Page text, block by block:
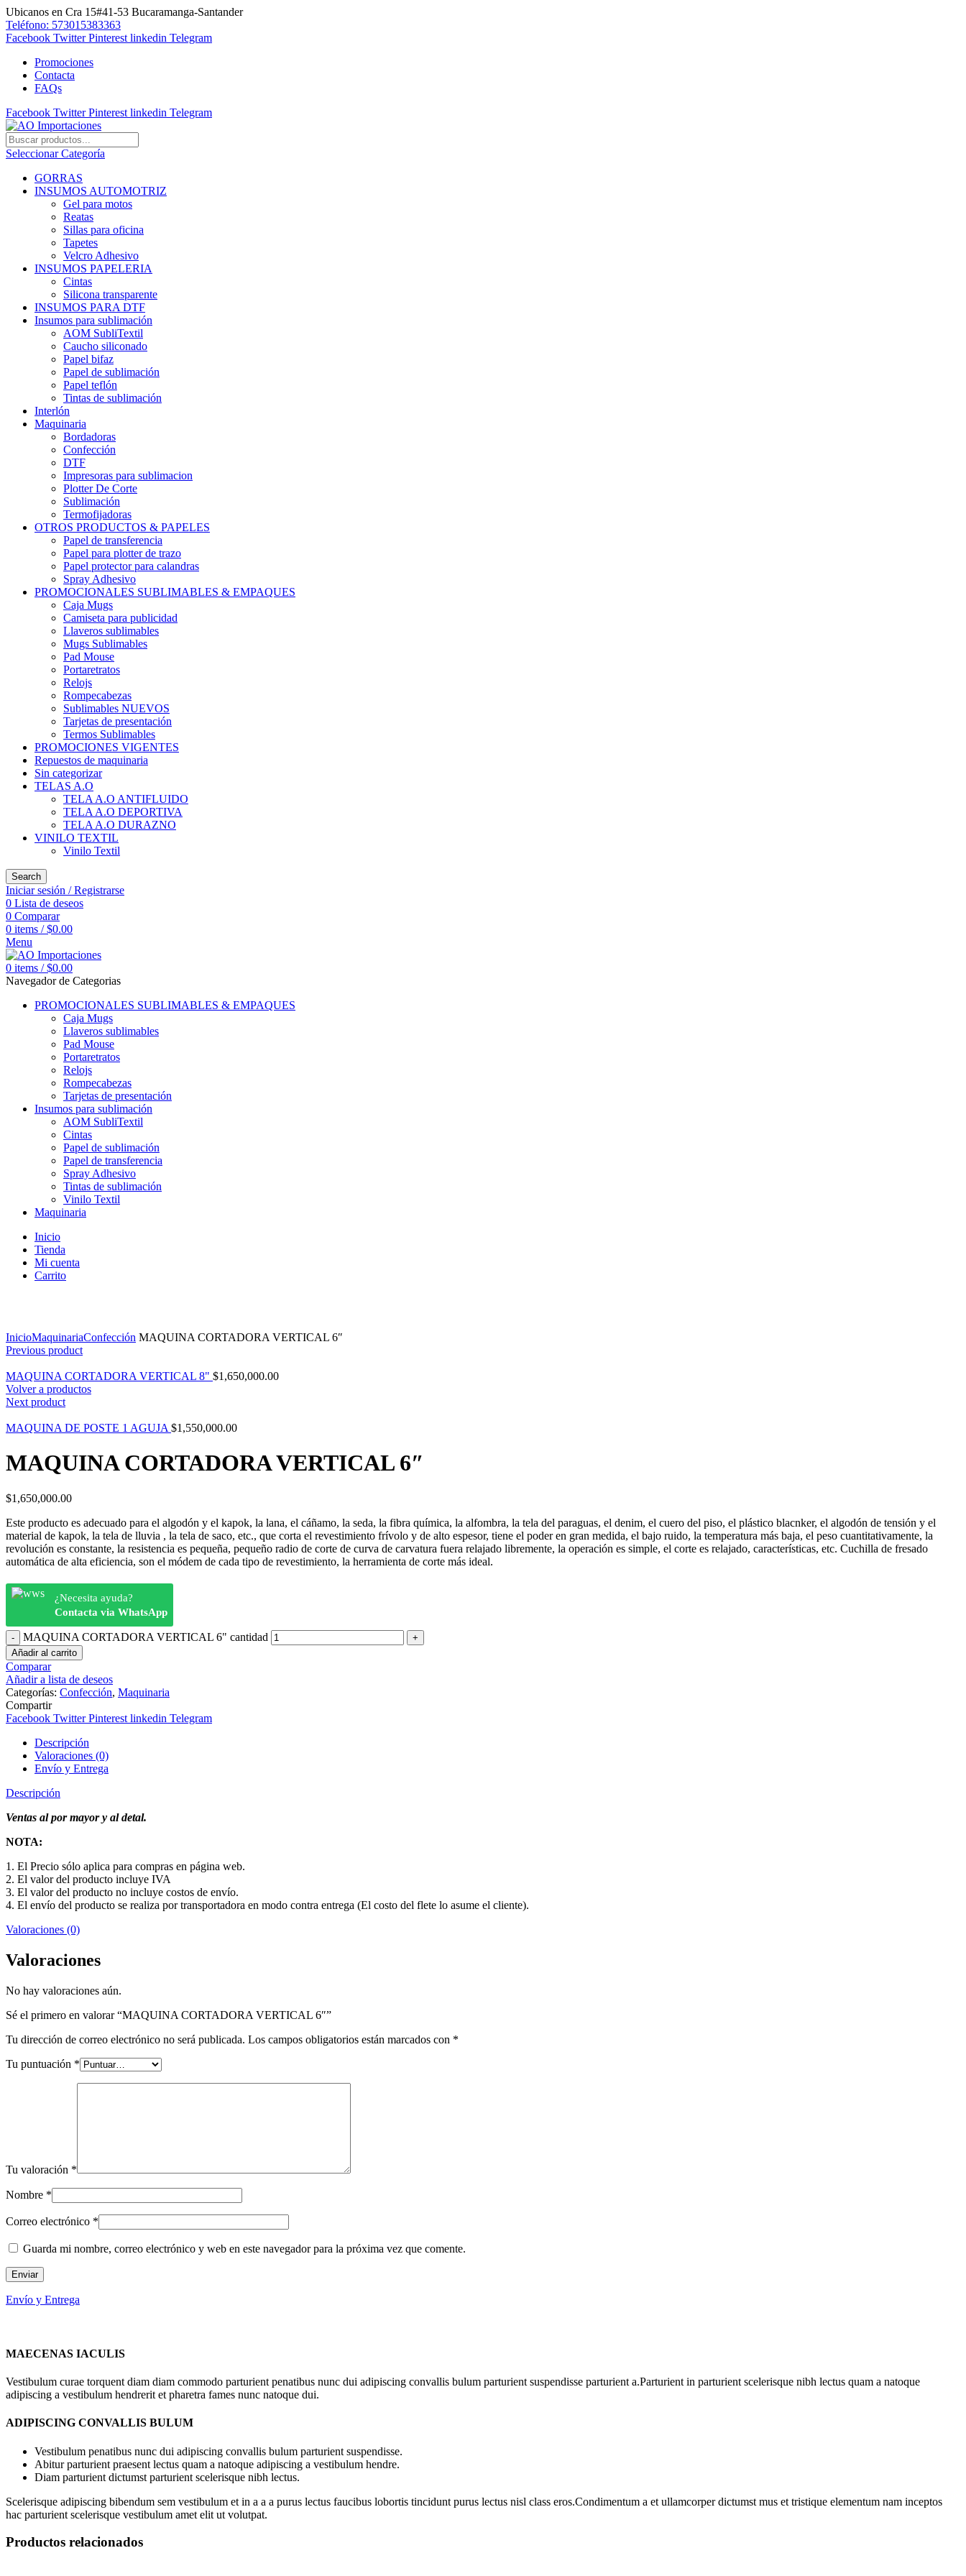
Ubicanos en Cra 15#41-53 Bucaramanga-Santander
Teléfono: 573015383363
Facebook Twitter Pinterest linkedin Telegram
Promociones
Contacta
FAQs
Facebook Twitter Pinterest linkedin Telegram
Seleccionar Categoría
GORRAS
INSUMOS AUTOMOTRIZ
Gel para motos
Reatas
Sillas para oficina
Tapetes
Velcro Adhesivo
INSUMOS PAPELERIA
Cintas
Silicona transparente
INSUMOS PARA DTF
Insumos para sublimación
AOM SubliTextil
Caucho siliconado
Papel bifaz
Papel de sublimación
Papel teflón
Tintas de sublimación
Interlón
Maquinaria
Bordadoras
Confección
DTF
Impresoras para sublimacion
Plotter De Corte
Sublimación
Termofijadoras
OTROS PRODUCTOS & PAPELES
Papel de transferencia
Papel para plotter de trazo
Papel protector para calandras
Spray Adhesivo
PROMOCIONALES SUBLIMABLES & EMPAQUES
Caja Mugs
Camiseta para publicidad
Llaveros sublimables
Mugs Sublimables
Pad Mouse
Portaretratos
Relojs
Rompecabezas
Sublimables NUEVOS
Tarjetas de presentación
Termos Sublimables
PROMOCIONES VIGENTES
Repuestos de maquinaria
Sin categorizar
TELAS A.O
TELA A.O ANTIFLUIDO
TELA A.O DEPORTIVA
TELA A.O DURAZNO
VINILO TEXTIL
Vinilo Textil
Search
Iniciar sesión / Registrarse
0 Lista de deseos
0 Comparar
0 items / $0.00
Menu
0 items / $0.00
Navegador de Categorias
PROMOCIONALES SUBLIMABLES & EMPAQUES
Caja Mugs
Llaveros sublimables
Pad Mouse
Portaretratos
Relojs
Rompecabezas
Tarjetas de presentación
Insumos para sublimación
AOM SubliTextil
Cintas
Papel de sublimación
Papel de transferencia
Spray Adhesivo
Tintas de sublimación
Vinilo Textil
Maquinaria
Inicio
Tienda
Mi cuenta
Carrito
InicioMaquinariaConfección MAQUINA CORTADORA VERTICAL 6″
Previous product
MAQUINA CORTADORA VERTICAL 8" $1,650,000.00
Volver a productos
Next product
MAQUINA DE POSTE 1 AGUJA $1,550,000.00
MAQUINA CORTADORA VERTICAL 6″
$1,650,000.00
Este producto es adecuado para el algodón y el kapok, la lana, el cáñamo, la seda, la fibra química, la alfombra, la tela del paraguas, el denim, el cuero del piso, el plástico blacnker, el algodón de tensión y el
material de kapok, la tela de lluvia , la tela de saco, etc., que corta el revestimiento frívolo y de alto espesor, tiene el poder en gran medida, el bajo ruido, la temperatura más baja, el peso cuantitativamente, la
revolución es constante, la resistencia es pequeña, pequeño radio de corte de curva de carvatura fuera relajado libremente, la operación es simple, el corte es relajado, características, etc. Cuchilla de fresado
automática de alta eficiencia, son el módem de cada tipo de revestimiento, la herramienta de corte más ideal.
¿Necesita ayuda?
Contacta via WhatsApp
MAQUINA CORTADORA VERTICAL 6" cantidad
Añadir al carrito
Comparar
Añadir a lista de deseos
Categorías: Confección, Maquinaria
Compartir
Facebook Twitter Pinterest linkedin Telegram
Descripción
Valoraciones (0)
Envío y Entrega
Descripción
Ventas al por mayor y al detal.
NOTA:
1. El Precio sólo aplica para compras en página web.
2. El valor del producto incluye IVA
3. El valor del producto no incluye costos de envío.
4. El envío del producto se realiza por transportadora en modo contra entrega (El costo del flete lo asume el cliente).
Valoraciones (0)
Valoraciones
No hay valoraciones aún.
Sé el primero en valorar “MAQUINA CORTADORA VERTICAL 6″”
Tu dirección de correo electrónico no será publicada. Los campos obligatorios están marcados con *
Tu puntuación *
Tu valoración *
Nombre *
Correo electrónico *
Guarda mi nombre, correo electrónico y web en este navegador para la próxima vez que comente.
Envío y Entrega
MAECENAS IACULIS
Vestibulum curae torquent diam diam commodo parturient penatibus nunc dui adipiscing convallis bulum parturient suspendisse parturient a.Parturient in parturient scelerisque nibh lectus quam a natoque
adipiscing a vestibulum hendrerit et pharetra fames nunc natoque dui.
ADIPISCING CONVALLIS BULUM
Vestibulum penatibus nunc dui adipiscing convallis bulum parturient suspendisse.
Abitur parturient praesent lectus quam a natoque adipiscing a vestibulum hendre.
Diam parturient dictumst parturient scelerisque nibh lectus.
Scelerisque adipiscing bibendum sem vestibulum et in a a a purus lectus faucibus lobortis tincidunt purus lectus nisl class eros.Condimentum a et ullamcorper dictumst mus et tristique elementum nam inceptos
hac parturient scelerisque vestibulum amet elit ut volutpat.
Productos relacionados